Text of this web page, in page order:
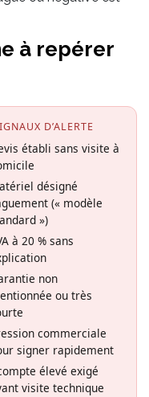
à repérer
D’ALERTE
établi sans visite à
désigné
(« modèle
»)
à 20 % sans
non
ou très
commerciale
signer rapidement
élevé exigé
visite technique